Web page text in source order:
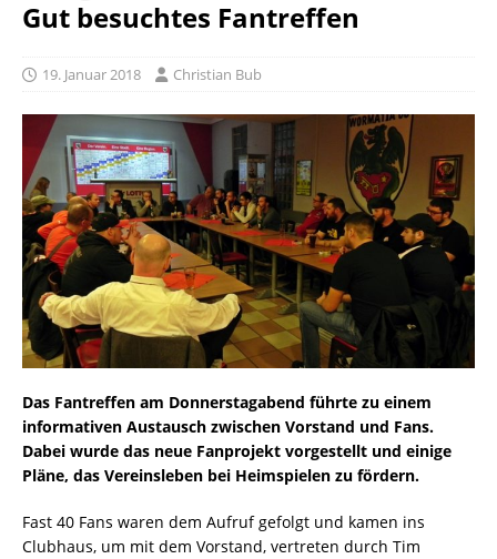
Gut besuchtes Fantreffen
19. Januar 2018 Christian Bub
Das Fantreffen am Donnerstagabend führte zu einem
informativen Austausch zwischen Vorstand und Fans.
Dabei wurde das neue Fanprojekt vorgestellt und einige
Pläne, das Vereinsleben bei Heimspielen zu fördern.
Fast 40 Fans waren dem Aufruf gefolgt und kamen ins
Clubhaus, um mit dem Vorstand, vertreten durch Tim